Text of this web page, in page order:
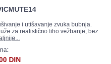
i utišavanje zvuka bubnja.
za realistično tiho vežbanje, bez
DIN